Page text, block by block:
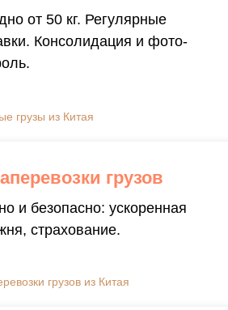
от 50 кг. Регулярные
Консолидация и фото-
грузы из Китая
грузов
и безопасно: ускоренная
страхование.
грузов из Китая